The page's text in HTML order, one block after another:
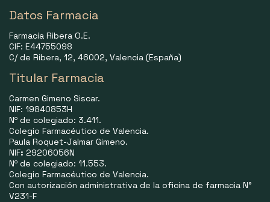
Datos Farmacia
Farmacia Ribera O.E.
CIF: E44755098
C/ de Ribera, 12, 46002, Valencia (España)
Titular Farmacia
Carmen Gimeno Siscar.
NIF: 19840853H
Nº de colegiado: 3.411.
Colegio Farmacéutico de Valencia.
Paula Roquet-Jalmar Gimeno.
NIF: 29206056N
Nº de colegiado: 11.553.
Colegio Farmacéutico de Valencia.
Con autorización administrativa de la oficina de farmacia N°
V231-F